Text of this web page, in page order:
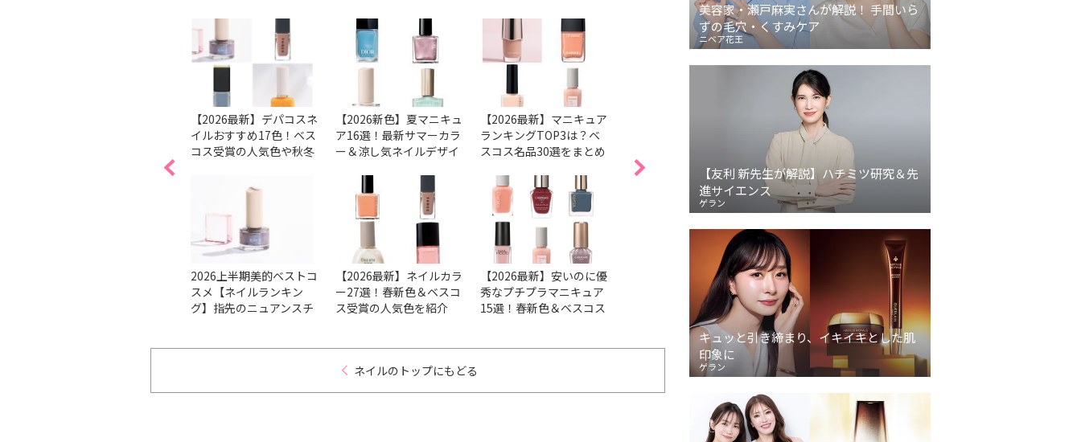
【2026最新】デパコスネ
イルおすすめ17色！ベス
コス受賞の人気色や秋冬
2026上半期美的ベストコ
スメ【ネイルランキン
グ】指先のニュアンスチ
【2026新色】夏マニキュ
ア16選！最新サマーカラ
ー＆涼し気ネイルデザイ
【2026最新】ネイルカラ
ー27選！春新色＆ベスコ
ス受賞の人気色を紹介
【2026最新】マニキュア
ランキングTOP3は？ベ
スコス名品30選をまとめ
【2026最新】安いのに優
秀なプチプラマニキュア
15選！春新色＆ベスコス
とめ
【2026最新】アディクシ
ョンの人気ネイル5選！
ベスコス受賞色＆春新色
コスメデコルテのネイル
が最新ベスコス1位！上
品ツヤベージュに注目
THREE ネイルラッカー
の人気色は？2025秋冬限
定色・ベスコス受賞カラ
ーを紹介
コス受賞は？
マニキュア ヴェルニの秋
冬新色に注目！おすすめ
カラーは？
ネイルのトップにもどる
美容家・瀬戸麻実さんが解説！ 手間いら
ずの毛穴・くすみケア
ニベア花王
【友利 新先生が解説】ハチミツ研究＆先
進サイエンス
ゲラン
キュッと引き締まり、イキイキとした肌
印象に
ゲラン